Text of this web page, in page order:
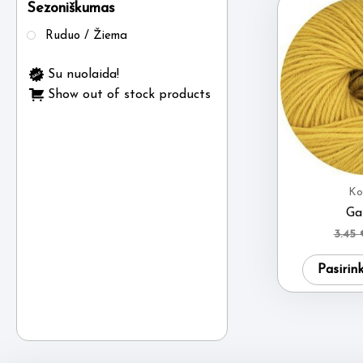
Sezoniškumas
Ruduo / Žiema
Su nuolaida!
Show out of stock products
3.45